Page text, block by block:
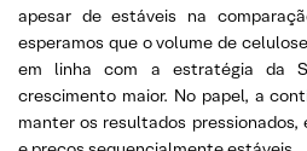
apesar de estáveis na
esperamos que o volume de
em linha com a estratégia da
crescimento maior. No papel, a
manter os resultados pressionados,